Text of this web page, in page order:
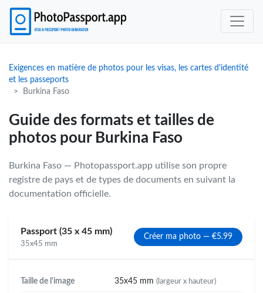
Exigences en matière de photos pour les visas, les cartes d'identité
et les passeports
Burkina Faso
Guide des formats et tailles de
photos pour Burkina Faso
Burkina Faso — Photopassport.app utilise son propre
registre de pays et de types de documents en suivant la
documentation officielle.
Passport (35 x 45 mm)
35x45 mm
Créer ma photo — €5.99
Taille de l'image 35x45 mm (largeur x hauteur)